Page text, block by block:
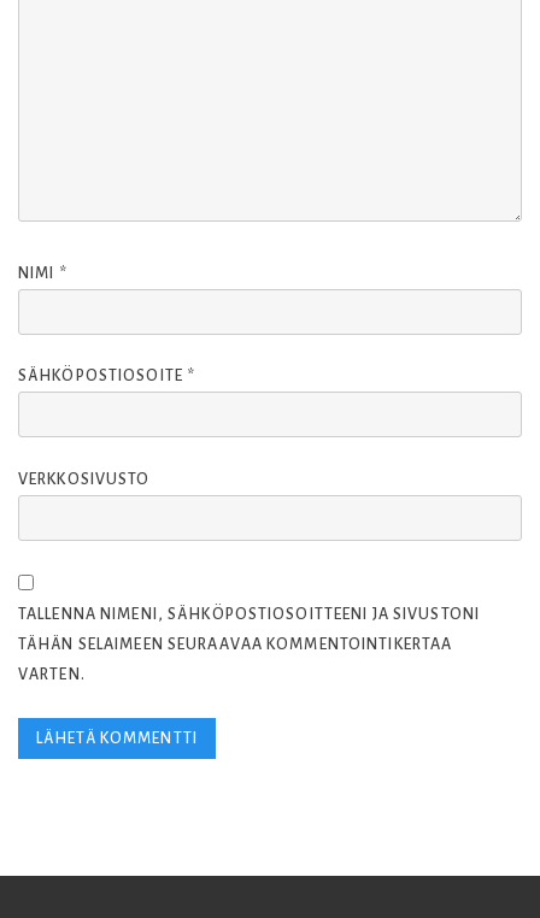
NIMI *
SÄHKÖPOSTIOSOITE *
VERKKOSIVUSTO
TALLENNA NIMENI, SÄHKÖPOSTIOSOITTEENI JA SIVUSTONI
TÄHÄN SELAIMEEN SEURAAVAA KOMMENTOINTIKERTAA
VARTEN.